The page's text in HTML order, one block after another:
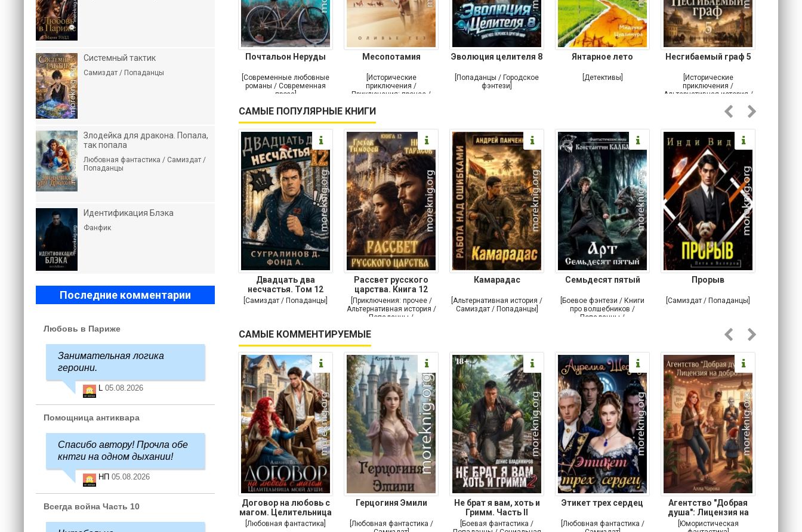
Почтальон Неруды
[Современные любовные
романы / Современная
проза]
Месопотамия
[Исторические
приключения /
Приключения: прочее /
Историческая проза]
Эволюция целителя 8
[Попаданцы / Городское
фэнтези]
Янтарное лето
[Детективы]
Несгибаемый граф 5
[Исторические
приключения /
Альтернативная история /
САМЫЕ ПОПУЛЯРНЫЕ КНИГИ
Двадцать два
несчастья. Том 12
[Самиздат / Попаданцы]
Рассвет русского
царства. Книга 12
[Приключения: прочее /
Альтернативная история /
Попаданцы /
приключения]
Камарадас
[Альтернативная история /
Самиздат / Попаданцы]
Семьдесят пятый
[Боевое фэнтези / Книги
про волшебников /
Попаданцы /
Прорыв
[Самиздат / Попаданцы]
САМЫЕ КОММЕНТИРУЕМЫЕ
Договор на любовь с
магом. Целительница
моей души
[Любовная фантастика]
Герцогиня Эмили
[Любовная фантастика /
Не брат я вам, хоть и
Гримм. Часть II
[Боевая фантастика /
Этикет трех сердец
[Любовная фантастика /
Агентство "Добрая
душа": Лицензия на
добро
[Юмористическая
Системный тактик
Самиздат / Попаданцы
Злодейка для дракона. Попала,
так попала
Любовная фантастика / Самиздат /
Попаданцы
Идентификация Блэка
Фанфик
Последние комментарии
Любовь в Париже
Занимательная логика
героини.
L 05.08.2026
Помощница антиквара
Спасибо автору! Прочла обе
кнтги на одном дыхании!
НП 05.08.2026
Всегда война Часть 10